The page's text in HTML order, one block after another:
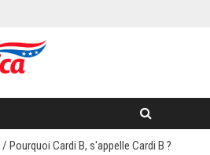
/ Pourquoi Cardi B, s'appelle Cardi B ?